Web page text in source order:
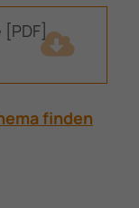
(78,4
finden